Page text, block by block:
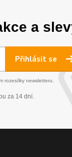
a
Přihlásit se
rozesílky newsletteru.
za 14 dní.